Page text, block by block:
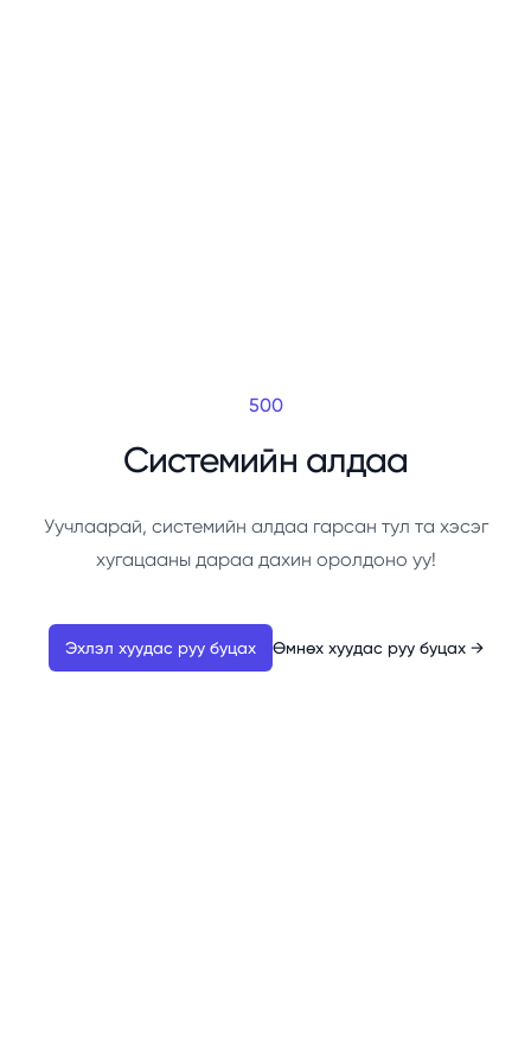
500
Системийн алдаа
Уучлаарай, системийн алдаа гарсан тул та хэсэг
хугацааны дараа дахин оролдоно уу!
Эхлэл хуудас руу буцах Өмнөх хуудас руу буцах →